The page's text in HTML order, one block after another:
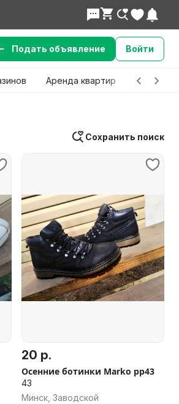
Подать объявление Войти
Аренда квартир Детские
Сохранить поиск
20 р.
Осенние ботинки Marko рр43
43
Минск, Заводской